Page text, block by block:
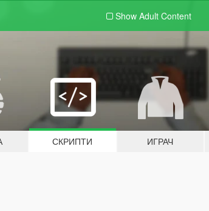
Show Adult Content
СКРИПТИ ИГРАЧ